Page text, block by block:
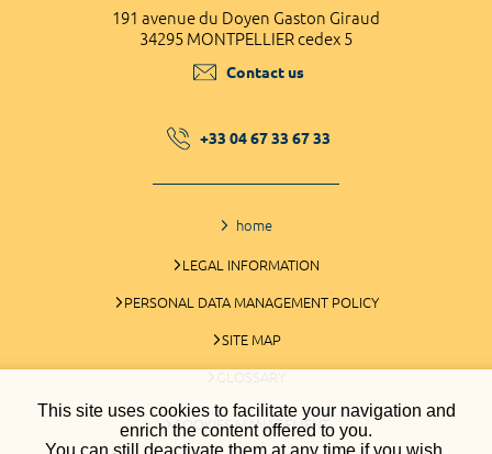
This site uses cookies to facilitate your navigation and
enrich the content offered to you.
You can still deactivate them at any time if you wish.
191 avenue du Doyen Gaston Giraud
34295 MONTPELLIER cedex 5
Contact us
+33 04 67 33 67 33
home
LEGAL INFORMATION
PERSONAL DATA MANAGEMENT POLICY
SITE MAP
GLOSSARY
COOKIES MANAGEMENT